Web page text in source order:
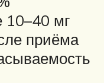
10–40 мг
приёма